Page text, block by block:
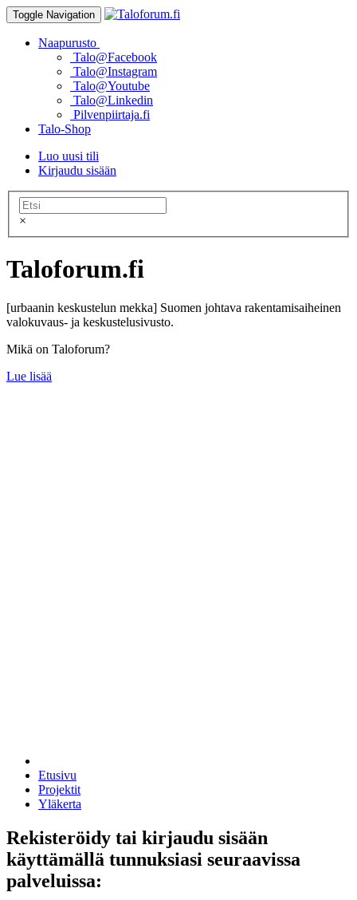
Toggle Navigation
Naapurusto
Talo@Facebook
Talo@Instagram
Talo@Youtube
Talo@Linkedin
Pilvenpiirtaja.fi
Talo-Shop
Luo uusi tili
Kirjaudu sisään
×
Taloforum.fi
[urbaanin keskustelun mekka] Suomen johtava rakentamisaiheinen
valokuvaus- ja keskustelusivusto.
Mikä on Taloforum?
Lue lisää
Etusivu
Projektit
Yläkerta
Rekisteröidy tai kirjaudu sisään
käyttämällä tunnuksiasi seuraavissa
palveluissa: